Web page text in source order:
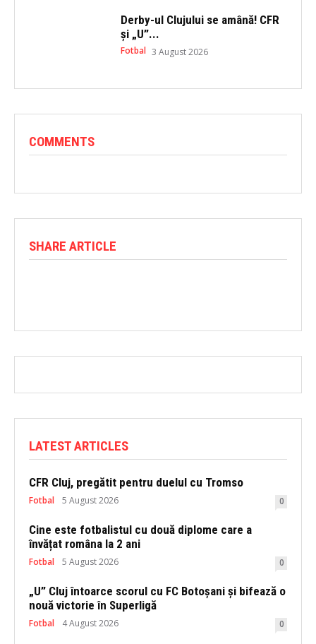
Derby-ul Clujului se amână! CFR
și „U”...
Fotbal 3 August 2026
COMMENTS
SHARE ARTICLE
LATEST ARTICLES
CFR Cluj, pregătit pentru duelul cu Tromso
Fotbal 5 August 2026 0
Cine este fotbalistul cu două diplome care a
învățat româna la 2 ani
Fotbal 5 August 2026 0
„U” Cluj întoarce scorul cu FC Botoșani și bifează o
nouă victorie în Superligă
Fotbal 4 August 2026 0